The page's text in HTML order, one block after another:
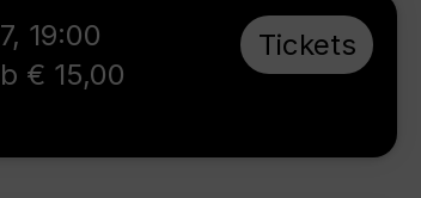
, 19:00
€ 15,00
Tickets